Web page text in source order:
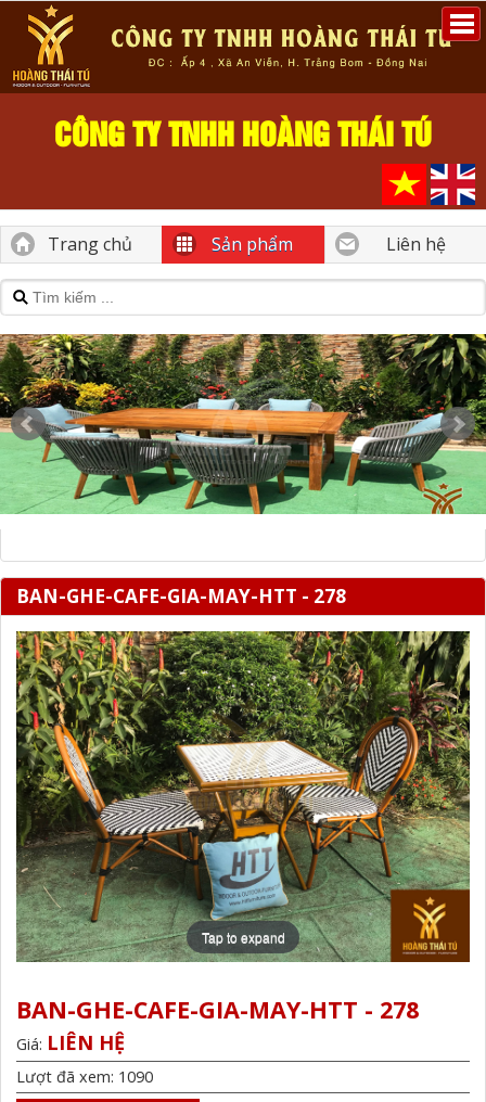
CÔNG TY TNHH HOÀNG THÁI TÚ
Trang chủ Sản phẩm Liên hệ
BAN-GHE-CAFE-GIA-MAY-HTT - 278
Tap to expand
BAN-GHE-CAFE-GIA-MAY-HTT - 278
Giá: LIÊN HỆ
Lượt đã xem: 1090